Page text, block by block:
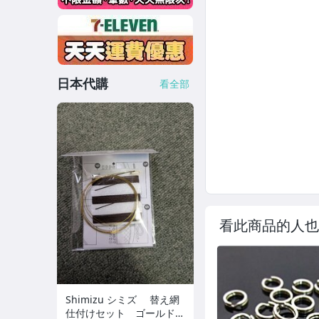
看此商品的人
日本代購 看全部
Shimizu シミズ 替え網
仕付けセット ゴールド×